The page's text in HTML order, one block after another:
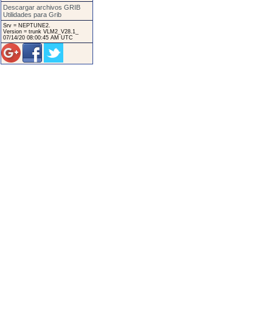
Descargar archivos GRIB
Utilidades para Grib
Srv = NEPTUNE2.
Version = trunk VLM2_V28.1_
07/14/20 08:00:45 AM UTC